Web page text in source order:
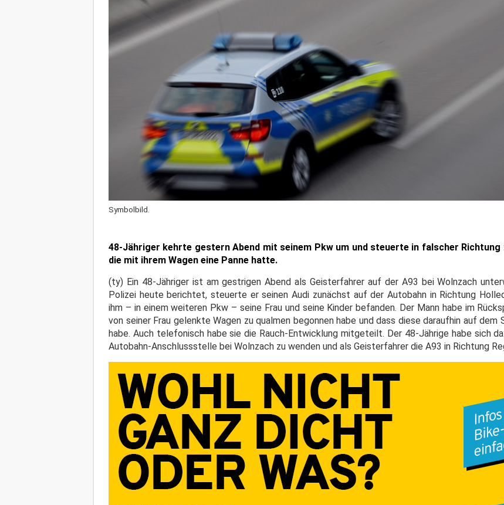
Symbolbild.
48-Jähriger kehrte gestern Abend mit seinem Pkw um und steuerte in falscher Richtung
die mit ihrem Wagen eine Panne hatte.
(ty) Ein 48-Jähriger ist am gestrigen Abend als Geisterfahrer auf der A93 bei Wolnzach
Polizei heute berichtet, steuerte er seinen Audi zunächst auf der Autobahn in Richtung
ihm – in einem weiteren Pkw – seine Frau und seine Kinder befanden. Der Mann habe im
von seiner Frau gelenkte Wagen zu qualmen begonnen habe und dass diese daraufhin auf
habe. Auch telefonisch habe sie die Rauch-Entwicklung mitgeteilt. Der 48-Jährige habe sich
Autobahn-Anschlussstelle bei Wolnzach zu wenden und als Geisterfahrer die A93 in Richtung